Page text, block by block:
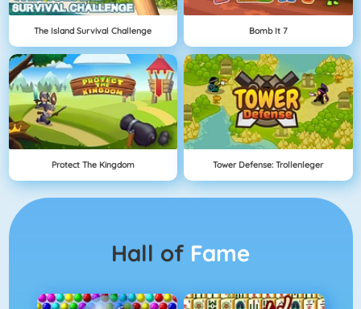
The Island Survival Challenge Bomb It 7
Protect The Kingdom Tower Defense: Trollenleger
Hall of Fame